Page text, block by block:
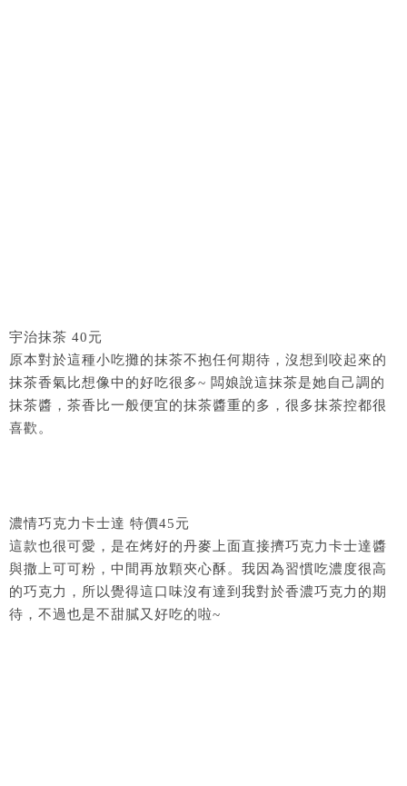
宇治抹茶 40元
原本對於這種小吃攤的抹茶不抱任何期待，沒想到咬起來的
抹茶香氣比想像中的好吃很多~ 闆娘說這抹茶是她自己調的
抹茶醬，茶香比一般便宜的抹茶醬重的多，很多抹茶控都很
喜歡。
濃情巧克力卡士達 特價45元
這款也很可愛，是在烤好的丹麥上面直接擠巧克力卡士達醬
與撒上可可粉，中間再放顆夾心酥。我因為習慣吃濃度很高
的巧克力，所以覺得這口味沒有達到我對於香濃巧克力的期
待，不過也是不甜膩又好吃的啦~